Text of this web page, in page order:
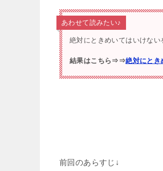
あわせて読みたい♪
絶対にときめいてはいけない
結果はこちら⇒⇒絶対にとき
前回のあらすじ↓